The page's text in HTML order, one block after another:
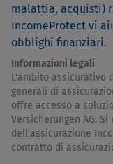
malattia, acquisti)
IncomeProtect vi
obblighi finanziari.
Informazioni legali
L'ambito assicurativo
generali di
offre accesso a
Versicherungen AG.
dell'assicurazione
contratto di